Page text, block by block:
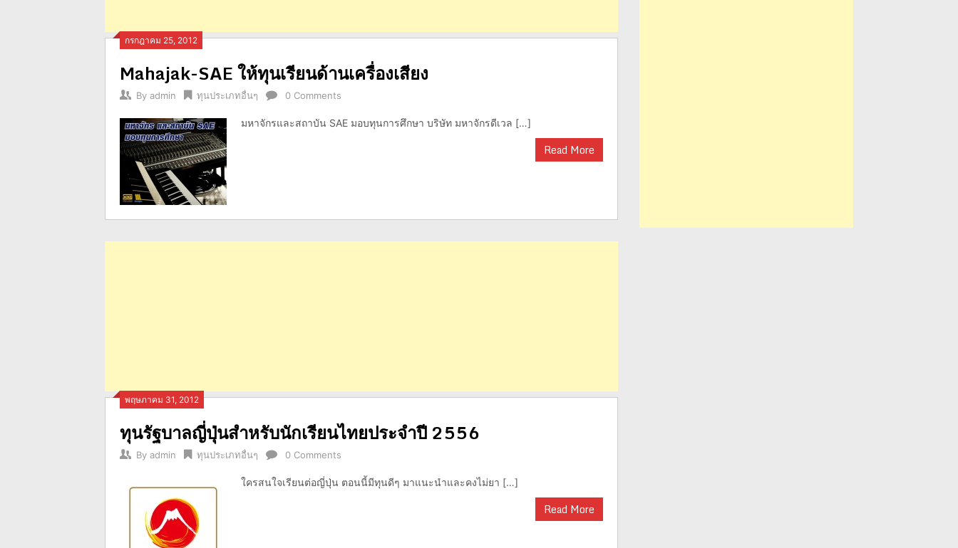
กรกฎาคม 25, 2012
Mahajak-SAE ให้ทุนเรียนด้านเครื่องเสียง
By admin ทุนประเภทอื่นๆ 0 Comments
มหาจักรและสถาบัน SAE มอบทุนการศึกษา บริษัท มหาจักรดีเวล […]
Read More
พฤษภาคม 31, 2012
ทุนรัฐบาลญี่ปุ่นสำหรับนักเรียนไทยประจำปี 2556
By admin ทุนประเภทอื่นๆ 0 Comments
ใครสนใจเรียนต่อญี่ปุ่น ตอนนี้มีทุนดีๆ มาแนะนำและคงไม่ยา […]
Read More